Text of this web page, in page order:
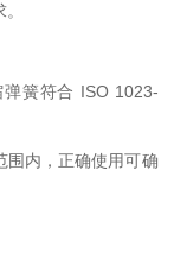
簧符合 ISO 1023-
围内，正确使用可确